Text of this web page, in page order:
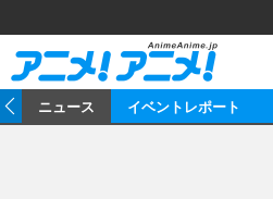
ニュース イベントレポート